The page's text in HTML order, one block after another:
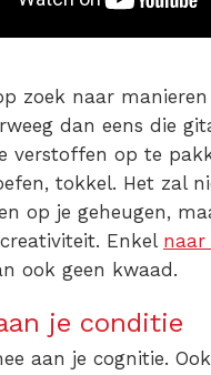
zoek naar
dan eens die
verstoffen op te
tokkel. Het zal
op je geheugen,
Enkel naar
ook geen kwaad.
je conditie
aan je cognitie.